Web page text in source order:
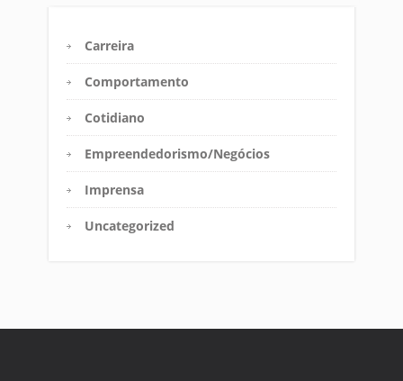
Carreira
Comportamento
Cotidiano
Empreendedorismo/Negócios
Imprensa
Uncategorized